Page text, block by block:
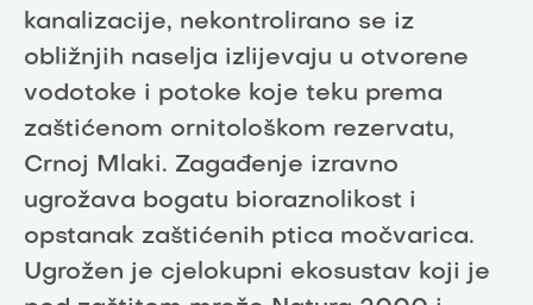
kanalizacije, nekontrolirano se iz
obližnjih naselja izlijevaju u otvorene
vodotoke i potoke koje teku prema
zaštićenom ornitološkom rezervatu,
Crnoj Mlaki. Zagađenje izravno
ugrožava bogatu bioraznolikost i
opstanak zaštićenih ptica močvarica.
Ugrožen je cjelokupni ekosustav koji je